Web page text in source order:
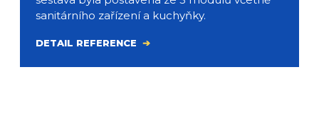
sanitárního zařízení a kuchyňky.
DETAIL REFERENCE